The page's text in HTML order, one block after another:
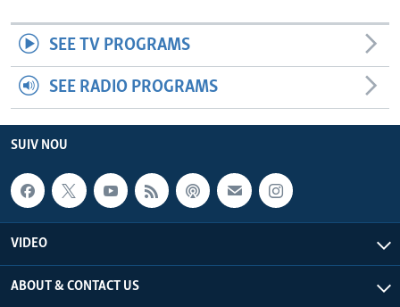
SEE TV PROGRAMS
SEE RADIO PROGRAMS
SUIV NOU
VIDEO
ABOUT & CONTACT US